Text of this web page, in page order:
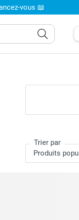
vous 📖
Trier par